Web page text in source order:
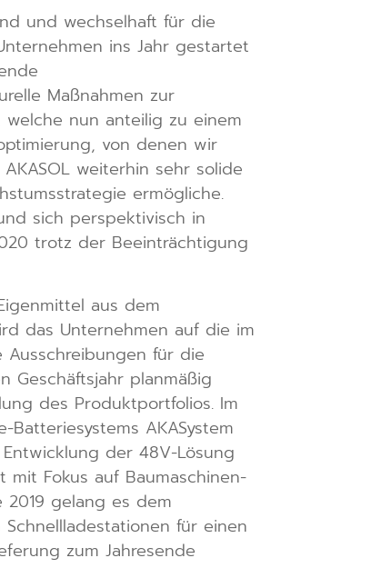
und wechselhaft für die
ins Jahr gestartet
Maßnahmen zur
nun anteilig zu einem
von denen wir
weiterhin sehr solide
ermögliche.
sich perspektivisch in
trotz der Beeinträchtigung
aus dem
das Unternehmen auf die im
Ausschreibungen für die
Geschäftsjahr planmäßig
des Produktportfolios. Im
AKASystem
der 48V-Lösung
Fokus auf Baumaschinen-
gelang es dem
für einen
zum Jahresende